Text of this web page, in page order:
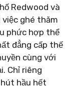
Redwood và
ghé thăm
phức hợp thể
đẳng cấp thế
cùng với
Chỉ riêng
hầu hết